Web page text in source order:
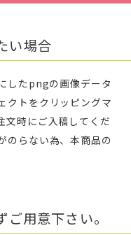
い場合
したpngの画像データ
クトをクリッピングマ
文時にご入稿してくだ
のらない為、本商品の
用意下さい。